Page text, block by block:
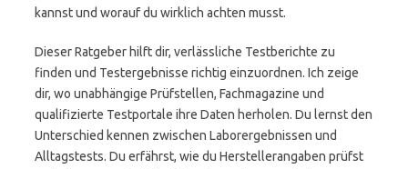
kannst und worauf du wirklich achten musst.
Dieser Ratgeber hilft dir, verlässliche Testberichte zu
finden und Testergebnisse richtig einzuordnen. Ich zeige
dir, wo unabhängige Prüfstellen, Fachmagazine und
qualifizierte Testportale ihre Daten herholen. Du lernst den
Unterschied kennen zwischen Laborergebnissen und
Alltagstests. Du erfährst, wie du Herstellerangaben prüfst